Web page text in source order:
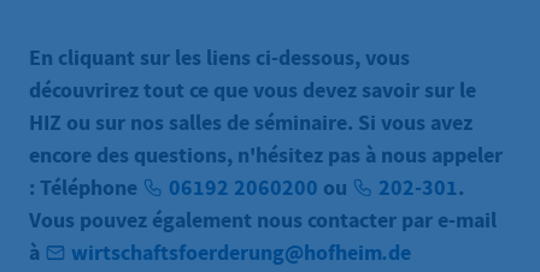
En cliquant sur les liens ci-dessous, vous
découvrirez tout ce que vous devez savoir sur le
HIZ ou sur nos salles de séminaire. Si vous avez
encore des questions, n'hésitez pas à nous appeler
: Téléphone
06192 2060200 ou 202-301.
Vous pouvez également nous contacter par e-mail
à
wirtschaftsfoerderung@hofheim.de